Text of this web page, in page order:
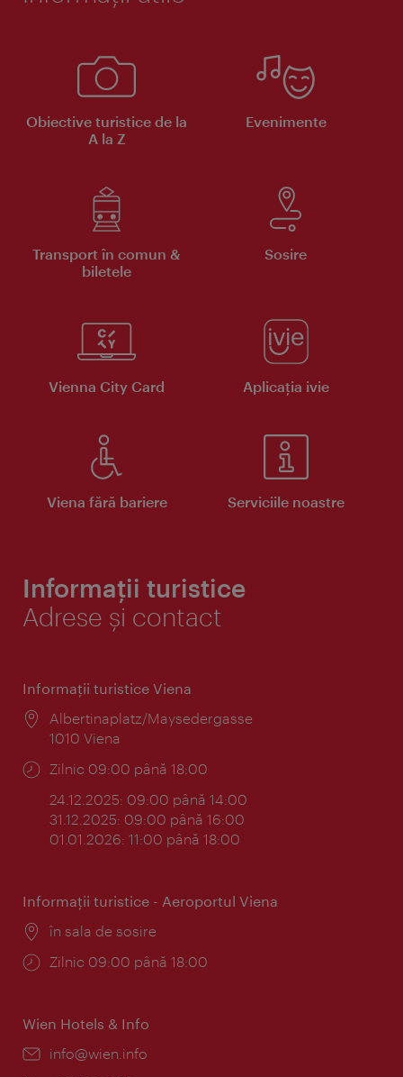
Obiective turistice de la
A la Z
Evenimente
Transport în comun &
biletele
Sosire
Vienna City Card Aplicaţia ivie
Viena fără bariere Serviciile noastre
Informații turistice
Adrese și contact
Informaţii turistice Viena
Locul:
Albertinaplatz/Maysedergasse
1010 Viena
Program:
Zilnic 09:00 până 18:00
24.12.2025: 09:00 până 14:00
31.12.2025: 09:00 până 16:00
01.01.2026: 11:00 până 18:00
Informaţii turistice - Aeroportul Viena
Locul:
în sala de sosire
Program:
Zilnic 09:00 până 18:00
Wien Hotels & Info
E-
info@wien.info